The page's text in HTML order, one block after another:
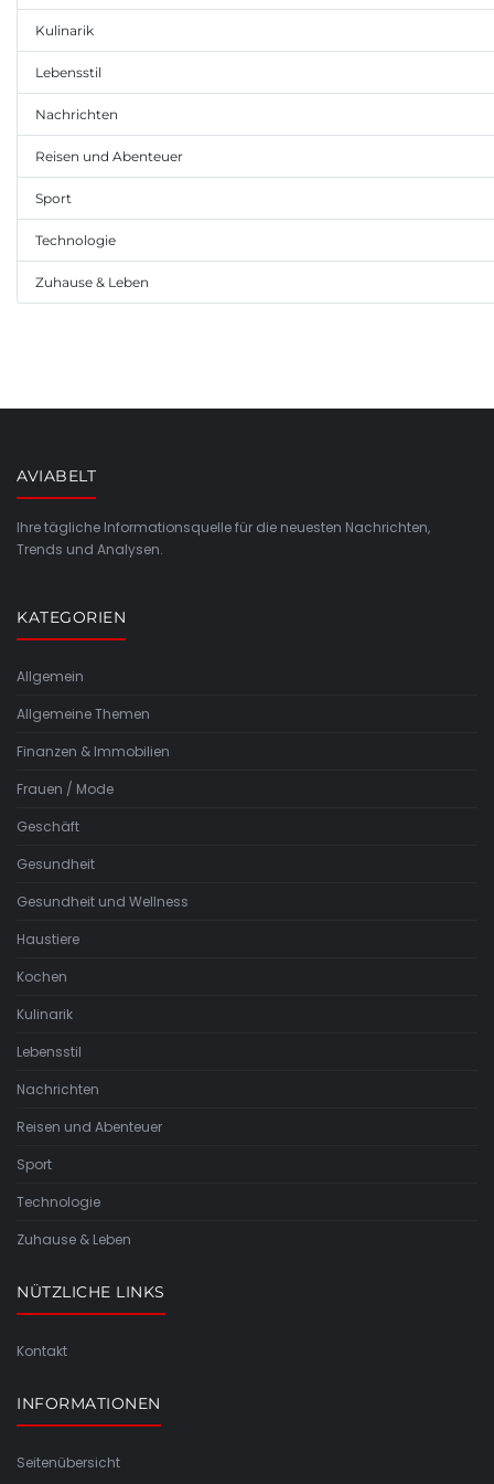
Kulinarik
Lebensstil
Nachrichten
Reisen und Abenteuer
Sport
Technologie
Zuhause & Leben
AVIABELT
Ihre tägliche Informationsquelle für die neuesten Nachrichten,
Trends und Analysen.
KATEGORIEN
Allgemein
Allgemeine Themen
Finanzen & Immobilien
Frauen / Mode
Geschäft
Gesundheit
Gesundheit und Wellness
Haustiere
Kochen
Kulinarik
Lebensstil
Nachrichten
Reisen und Abenteuer
Sport
Technologie
Zuhause & Leben
NÜTZLICHE LINKS
Kontakt
INFORMATIONEN
Seitenübersicht